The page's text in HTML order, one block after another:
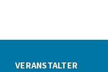
VERANSTALTER